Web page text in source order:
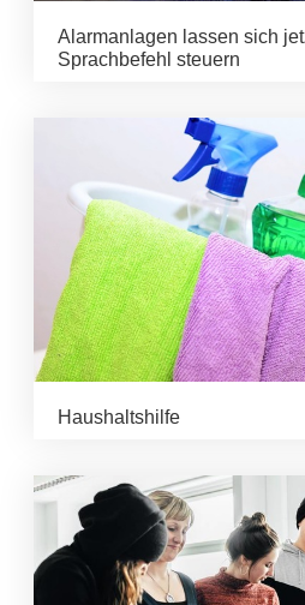
Alarmanlagen lassen sich
Sprachbefehl steuern
Haushaltshilfe